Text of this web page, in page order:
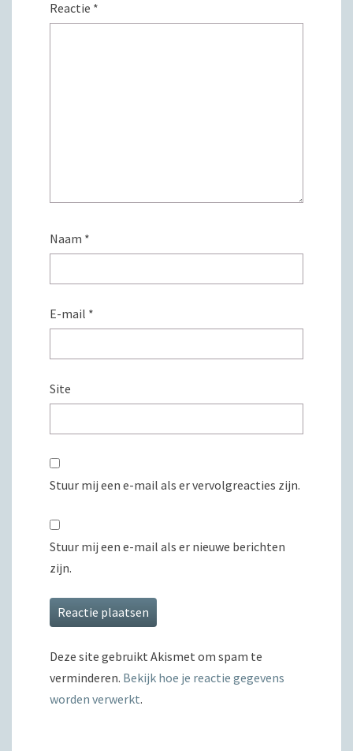
Reactie *
Naam *
E-mail *
Site
Stuur mij een e-mail als er vervolgreacties zijn.
Stuur mij een e-mail als er nieuwe berichten
zijn.
Deze site gebruikt Akismet om spam te
verminderen. Bekijk hoe je reactie gegevens
worden verwerkt.